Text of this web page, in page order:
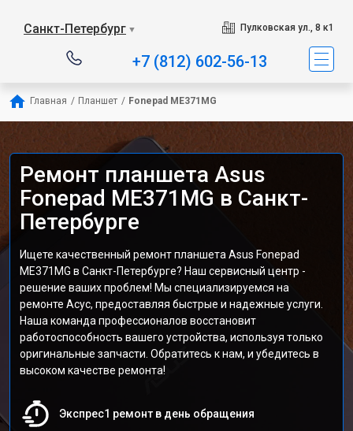
Санкт-Петербург ▼ Пулковская ул., 8 к1
+7 (812) 602-56-13
Главная / Планшет / Fonepad ME371MG
Ремонт планшета Asus
Fonepad ME371MG в Санкт-
Петербурге
Ищете качественный ремонт планшета Asus Fonepad
ME371MG в Санкт-Петербурге? Наш сервисный центр -
решение ваших проблем! Мы специализируемся на
ремонте Асус, предоставляя быстрые и надежные услуги.
Наша команда профессионалов восстановит
работоспособность вашего устройства, используя только
оригинальные запчасти. Обратитесь к нам, и убедитесь в
высоком качестве ремонта!
Экспрес1 ремонт в день обращения